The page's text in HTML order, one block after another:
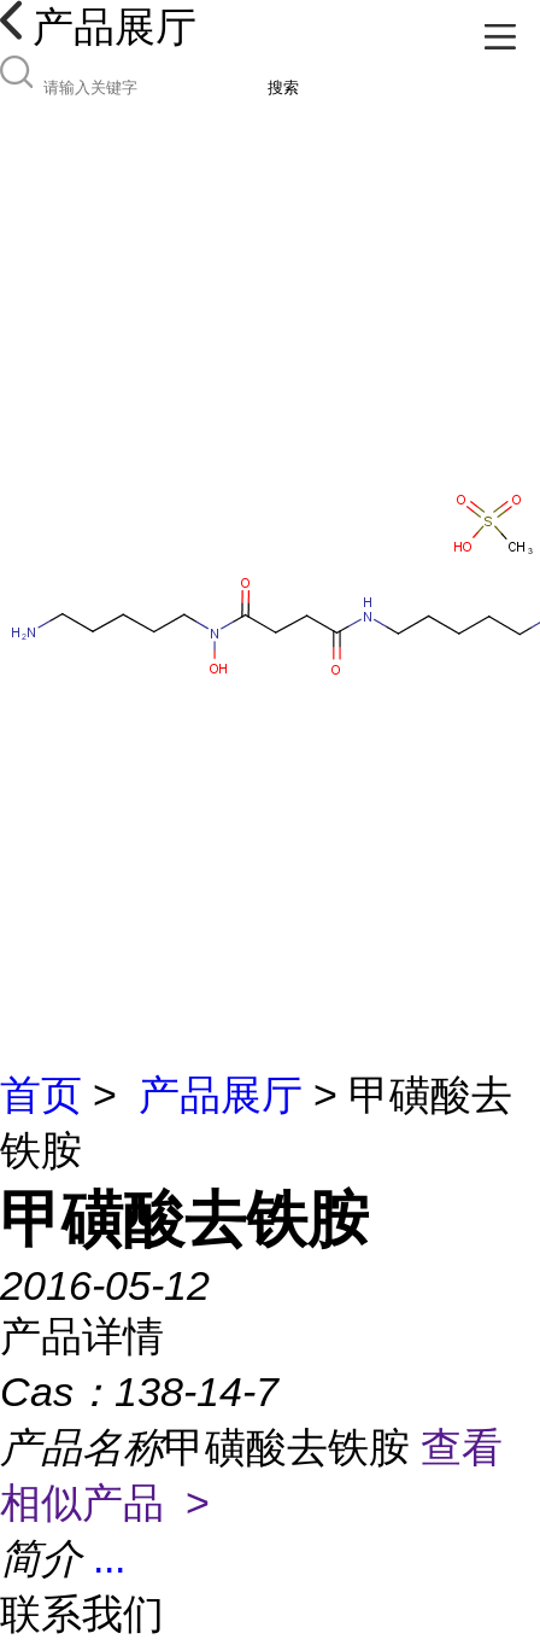
产品展厅
搜索
首页 > 产品展厅 > 甲磺酸去
铁胺
甲磺酸去铁胺
2016-05-12
产品详情
Cas： 138-14-7
产品名称甲磺酸去铁胺 查看
相似产品 >
简介 ...
联系我们